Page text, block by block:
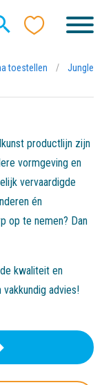
toestellen /
Jungle
productlijn zijn
vormgeving en
vervaardigde
én
op te nemen? Dan
kwaliteit en
advies!